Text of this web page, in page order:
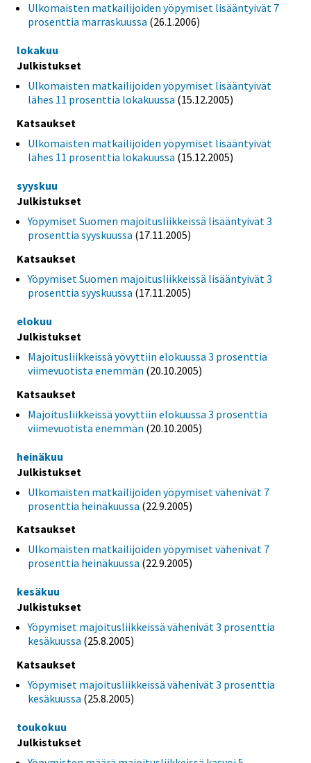
Ulkomaisten matkailijoiden yöpymiset lisääntyivät 7
prosenttia marraskuussa (26.1.2006)
lokakuu
Julkistukset
Ulkomaisten matkailijoiden yöpymiset lisääntyivät
lähes 11 prosenttia lokakuussa (15.12.2005)
Katsaukset
Ulkomaisten matkailijoiden yöpymiset lisääntyivät
lähes 11 prosenttia lokakuussa (15.12.2005)
syyskuu
Julkistukset
Yöpymiset Suomen majoitusliikkeissä lisääntyivät 3
prosenttia syyskuussa (17.11.2005)
Katsaukset
Yöpymiset Suomen majoitusliikkeissä lisääntyivät 3
prosenttia syyskuussa (17.11.2005)
elokuu
Julkistukset
Majoitusliikkeissä yövyttiin elokuussa 3 prosenttia
viimevuotista enemmän (20.10.2005)
Katsaukset
Majoitusliikkeissä yövyttiin elokuussa 3 prosenttia
viimevuotista enemmän (20.10.2005)
heinäkuu
Julkistukset
Ulkomaisten matkailijoiden yöpymiset vähenivät 7
prosenttia heinäkuussa (22.9.2005)
Katsaukset
Ulkomaisten matkailijoiden yöpymiset vähenivät 7
prosenttia heinäkuussa (22.9.2005)
kesäkuu
Julkistukset
Yöpymiset majoitusliikkeissä vähenivät 3 prosenttia
kesäkuussa (25.8.2005)
Katsaukset
Yöpymiset majoitusliikkeissä vähenivät 3 prosenttia
kesäkuussa (25.8.2005)
toukokuu
Julkistukset